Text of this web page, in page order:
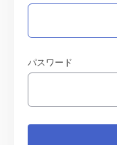
パスワード